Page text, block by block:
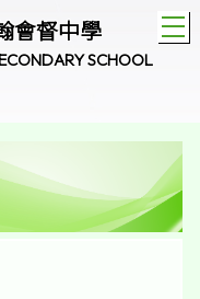
會督中學
SCHOOL